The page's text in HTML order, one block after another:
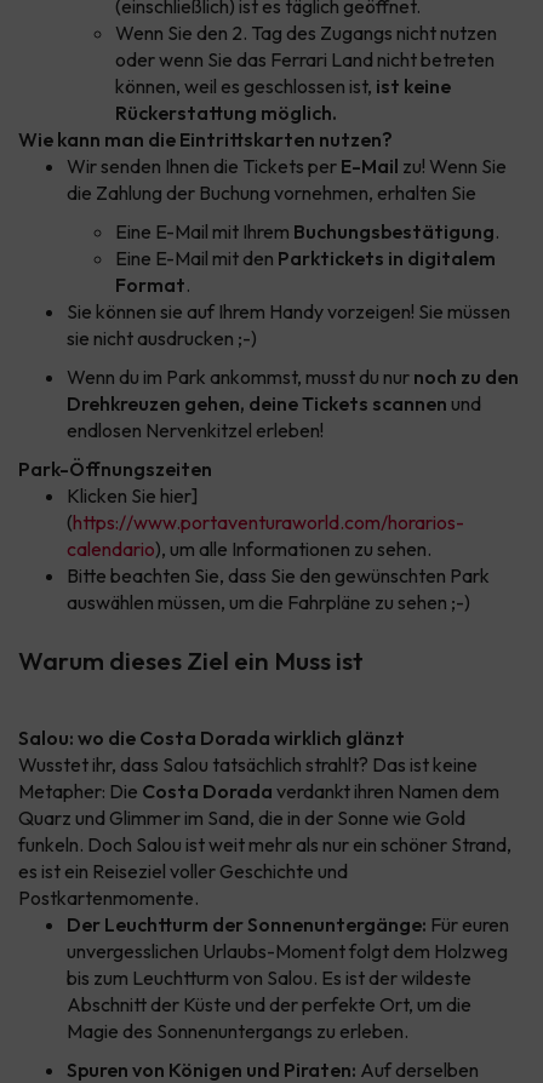
(einschließlich) ist es täglich geöffnet.
Wenn Sie den 2. Tag des Zugangs nicht nutzen
oder wenn Sie das Ferrari Land nicht betreten
können, weil es geschlossen ist, ist keine
Rückerstattung möglich.
Wie kann man die Eintrittskarten nutzen?
Wir senden Ihnen die Tickets per E-Mail zu! Wenn Sie
die Zahlung der Buchung vornehmen, erhalten Sie
Eine E-Mail mit Ihrem Buchungsbestätigung.
Eine E-Mail mit den Parktickets in digitalem
Format.
Sie können sie auf Ihrem Handy vorzeigen! Sie müssen
sie nicht ausdrucken ;-)
Wenn du im Park ankommst, musst du nur noch zu den
Drehkreuzen gehen, deine Tickets scannen und
endlosen Nervenkitzel erleben!
Park-Öffnungszeiten
Klicken Sie hier]
(https://www.portaventuraworld.com/horarios-
calendario), um alle Informationen zu sehen.
Bitte beachten Sie, dass Sie den gewünschten Park
auswählen müssen, um die Fahrpläne zu sehen ;-)
Warum dieses Ziel ein Muss ist
Salou: wo die Costa Dorada wirklich glänzt
Wusstet ihr, dass Salou tatsächlich strahlt? Das ist keine
Metapher: Die Costa Dorada verdankt ihren Namen dem
Quarz und Glimmer im Sand, die in der Sonne wie Gold
funkeln. Doch Salou ist weit mehr als nur ein schöner Strand,
es ist ein Reiseziel voller Geschichte und
Postkartenmomente.
Der Leuchtturm der Sonnenuntergänge: Für euren
unvergesslichen Urlaubs-Moment folgt dem Holzweg
bis zum Leuchtturm von Salou. Es ist der wildeste
Abschnitt der Küste und der perfekte Ort, um die
Magie des Sonnenuntergangs zu erleben.
Spuren von Königen und Piraten: Auf derselben